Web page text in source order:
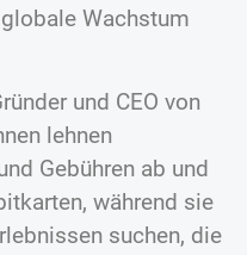
Wachstum
und CEO von
lehnen
Gebühren ab und
während sie
suchen, die